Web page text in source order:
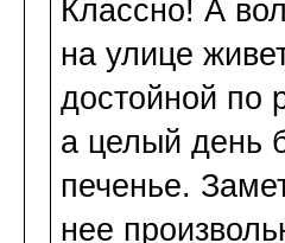
Классно! А
на улице
достойной по
а целый день
печенье.
нее